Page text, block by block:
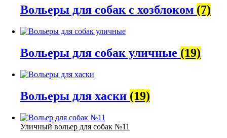
Вольеры для собак с хозблоком (7)
Вольеры для собак уличные (19)
Вольеры для хаски (19)
Уличный вольер для собак №11